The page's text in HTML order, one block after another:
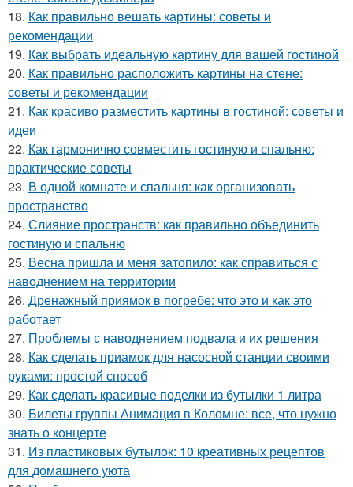
18. Как правильно вешать картины: советы и
рекомендации
19. Как выбрать идеальную картину для вашей гостиной
20. Как правильно расположить картины на стене:
советы и рекомендации
21. Как красиво разместить картины в гостиной: советы и
идеи
22. Как гармонично совместить гостиную и спальню:
практические советы
23. В одной комнате и спальня: как организовать
пространство
24. Слияние пространств: как правильно объединить
гостиную и спальню
25. Весна пришла и меня затопило: как справиться с
наводнением на территории
26. Дренажный приямок в погребе: что это и как это
работает
27. Проблемы с наводнением подвала и их решения
28. Как сделать приамок для насосной станции своими
руками: простой способ
29. Как сделать красивые поделки из бутылки 1 литра
30. Билеты группы Анимация в Коломне: все, что нужно
знать о концерте
31. Из пластиковых бутылок: 10 креативных рецептов
для домашнего уюта